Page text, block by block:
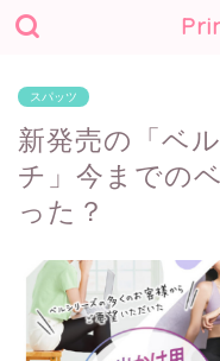
スパッツ
新発売の「ベ
チ」今までの
った？